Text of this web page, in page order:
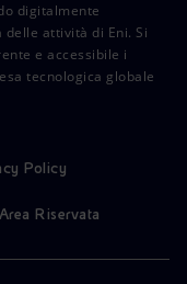
digitalmente
attività di Eni. Si
e accessibile i
tecnologica globale
Policy
Riservata